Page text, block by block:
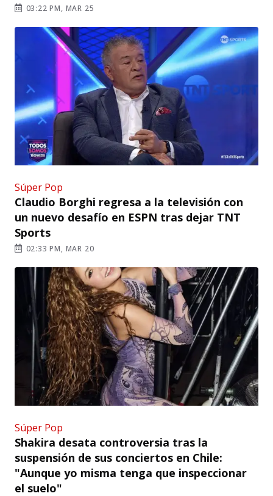
03:22 PM, MAR 25
Súper Pop
Claudio Borghi regresa a la televisión con
un nuevo desafío en ESPN tras dejar TNT
Sports
02:33 PM, MAR 20
Súper Pop
Shakira desata controversia tras la
suspensión de sus conciertos en Chile:
"Aunque yo misma tenga que inspeccionar
el suelo"